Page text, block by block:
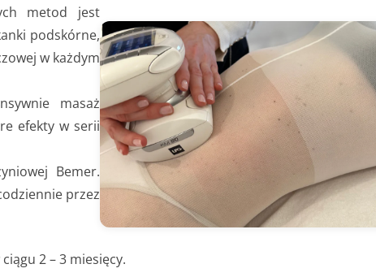
metod jest
podskórne,
w każdym
masaż
efekty w serii
Bemer.
przez
2 – 3 miesięcy.